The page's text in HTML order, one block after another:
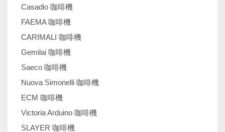
Casadio 咖啡機
FAEMA 咖啡機
CARIMALI 咖啡機
Gemilai 咖啡機
Saeco 咖啡機
Nuova Simonelli 咖啡機
ECM 咖啡機
Victoria Arduino 咖啡機
SLAYER 咖啡機